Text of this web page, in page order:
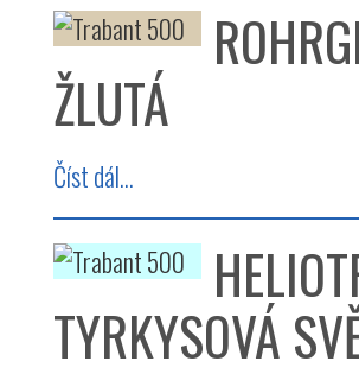
ŽLUTÁ
Číst dál...
TYRKYSOVÁ